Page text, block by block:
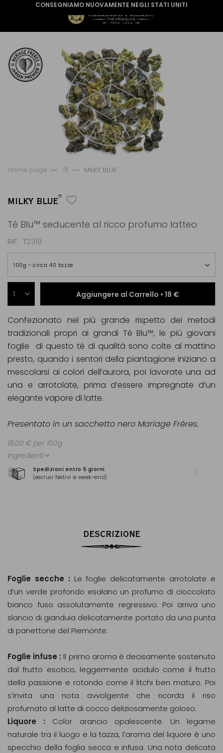
CONSEGNIAMO NUOVAMENTE NEGLI STATI UNITI
Home page TÈ MILKY BLUE
MILKY BLUE®
Tè Blu™ seducente al ricco profumo latteo
RIF T2319
100g ~ circa 40 tazze
Aggiungere al Carrello • 18 €
Spedizioni entro 5 giorni
(esclusi festivi e week-end)
Confezionato nel più grande rispetto dei metodi
tradizionali propri ai grandi Tè Blu™, le più giovani
foglie di questo tè di qualità sono colte al mattino
presto, quando i sentori della piantagione iniziano a
mescolarsi ai colori dell’aurora, poi lavorate una ad
una e arrotolate, prima d’essere impregnate d’un
elegante vapore di latte.
Presentato in un sacchetto nero Mariage Frères.
18,00 € per 100g
Ingredienti
DESCRIZIONE
Foglie secche : Le foglie delicatamente arrotolate e
d’un verde profondo esalano un profumo di cioccolato
bianco fuso assolutamente regressivo. Poi arriva uno
slancio di gianduia delicatamente portato da una punta
di panettone del Piemonte.
Foglie infuse : Il primo aroma è decisamente sostenuto
dal frutto esotico, leggermente acidulo come il frutto
della passione e rotondo come il litchi ben maturo. Poi
s’invita una nota avvolgente che ricorda il riso
profumato al latte di cocco deliziosamente goloso.
Liquore : Color arancio opalescente. Un legame
naturale tra il luogo e la tazza, l’aroma del liquore è uno
specchio della foglia secca e infusa. Una nota delicata